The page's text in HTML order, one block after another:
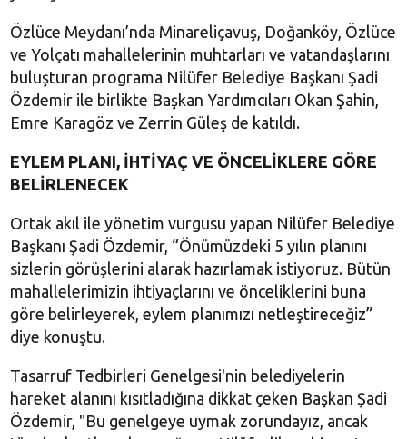
Özlüce Meydanı’nda Minareliçavuş, Doğanköy, Özlüce
ve Yolçatı mahallelerinin muhtarları ve vatandaşlarını
buluşturan programa Nilüfer Belediye Başkanı Şadi
Özdemir ile birlikte Başkan Yardımcıları Okan Şahin,
Emre Karagöz ve Zerrin Güleş de katıldı.
EYLEM PLANI, İHTİYAÇ VE ÖNCELİKLERE GÖRE
BELİRLENECEK
Ortak akıl ile yönetim vurgusu yapan Nilüfer Belediye
Başkanı Şadi Özdemir, “Önümüzdeki 5 yılın planını
sizlerin görüşlerini alarak hazırlamak istiyoruz. Bütün
mahallelerimizin ihtiyaçlarını ve önceliklerini buna
göre belirleyerek, eylem planımızı netleştireceğiz”
diye konuştu.
Tasarruf Tedbirleri Genelgesi'nin belediyelerin
hareket alanını kısıtladığına dikkat çeken Başkan Şadi
Özdemir, "Bu genelgeye uymak zorundayız, ancak